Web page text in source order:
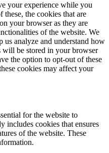
your experience while you
the cookies that are
your browser as they are
of the website. We
us analyze and understand how
will be stored in your browser
the option to opt-out of these
cookies may affect your
for the website to
includes cookies that ensures
of the website. These